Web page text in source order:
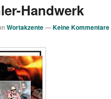
Handwerk
Wortakzente—Keine